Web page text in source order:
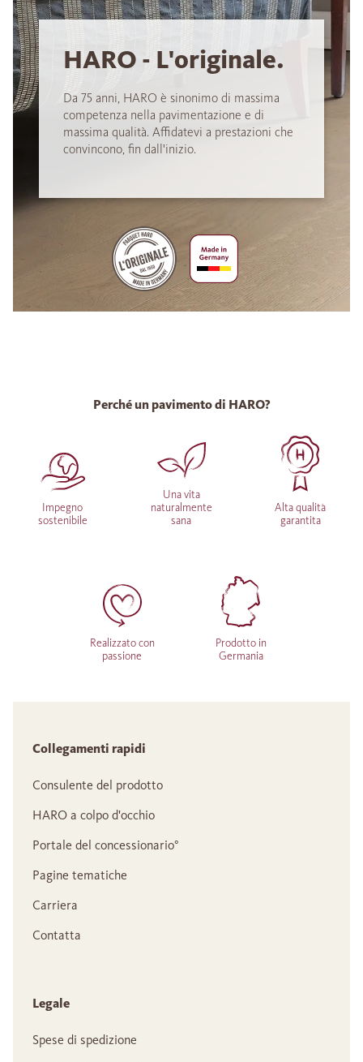
HARO - L'originale.
Da 75 anni, HARO è sinonimo di massima
competenza nella pavimentazione e di
massima qualità. Affidatevi a prestazioni che
convincono, fin dall'inizio.
Perché un pavimento di HARO?
Impegno
sostenibile
Una vita
naturalmente
sana
Alta qualità
garantita
Realizzato con
passione
Prodotto in
Germania
Collegamenti rapidi
Consulente del prodotto
HARO a colpo d'occhio
Portale del concessionario°
Pagine tematiche
Carriera
Contatta
Legale
Spese di spedizione